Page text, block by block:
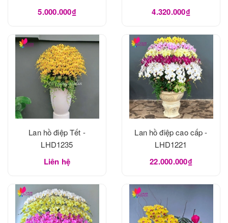
5.000.000₫ 4.320.000₫
Lan hồ điệp Tết -
LHD1235
Liên hệ
Lan hồ điệp cao cấp -
LHD1221
22.000.000₫